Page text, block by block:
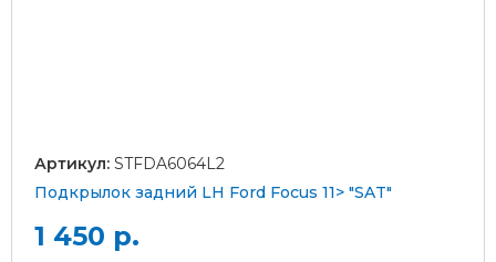
Артикул: STFDA6064L2
Подкрылок задний LH Ford Focus 11> "SAT"
1 450 р.